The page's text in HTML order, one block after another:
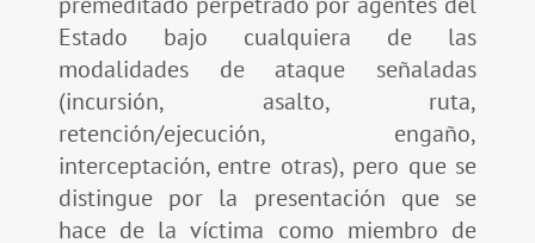
Estado bajo cualquiera de las
modalidades de ataque señaladas
(incursión, asalto, ruta,
retención/ejecución, engaño,
interceptación, entre otras), pero que se
distingue por la presentación que se
hace de la víctima como miembro de